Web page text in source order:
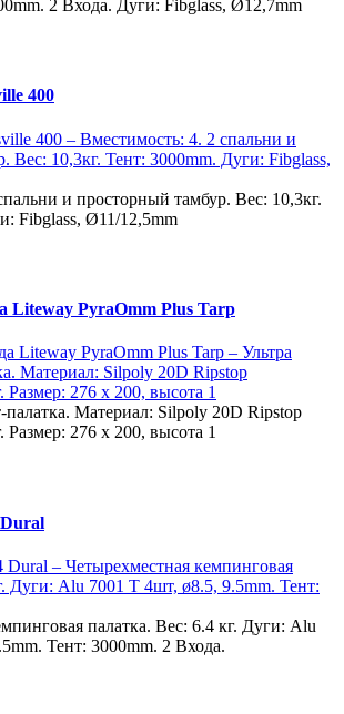
2 Входa. Дуги: Fibglass, Ø12,7mm
400
и просторный тамбур. Вес: 10,3кг.
Fibglass, Ø11/12,5mm
Liteway PyraOmm Plus Tarp
палатка. Материал: Silpoly 20D Ripstop
Размер: 276 х 200, высота 1
палатка. Вес: 6.4 кг. Дуги: Alu
Тент: 3000mm. 2 Входа.